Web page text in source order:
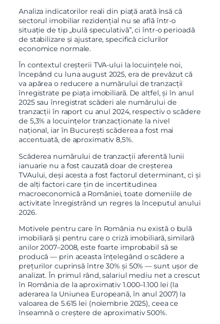
Analiza indicatorilor reali din piață arată însă că
sectorul imobiliar rezidențial nu se află într-o
situație de tip „bulă speculativă”, ci într-o perioadă
de stabilizare și ajustare, specifică ciclurilor
economice normale.
În contextul creșterii TVA-ului la locuințele noi,
începând cu luna august 2025, era de prevăzut că
va apărea o reducere a numărului de tranzacții
înregistrate pe piața imobiliară. De altfel, și în anul
2025 sau înregistrat scăderi ale numărului de
tranzacții în raport cu anul 2024, respectiv o scădere
de 5,3% a locuințelor tranzacționate la nivel
național, iar în București scăderea a fost mai
accentuată, de aproximativ 8,5%.
Scăderea numărului de tranzacții aferentă lunii
ianuarie nu a fost cauzată doar de creșterea
TVAului, deși acesta a fost factorul determinant, ci și
de alți factori care țin de incertitudinea
macroeconomică a României, toate domeniile de
activitate înregistrând un regres la începutul anului
2026.
Motivele pentru care în România nu există o bulă
imobiliară și pentru care o criză imobiliară, similară
anilor 2007–2008, este foarte improbabil să se
producă — prin aceasta înțelegând o scădere a
prețurilor cuprinsă între 30% și 50% — sunt ușor de
analizat. În primul rând, salariul mediu net a crescut
în România de la aproximativ 1.000–1.100 lei (la
aderarea la Uniunea Europeană, în anul 2007) la
valoarea de 5.615 lei (noiembrie 2025), ceea ce
înseamnă o creștere de aproximativ 500%.